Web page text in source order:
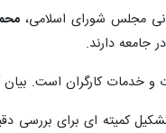
مجلس شورای اسلامی،
جامعه دارند.
و خدمات کارگران است.
کمیته ای برای بررسی